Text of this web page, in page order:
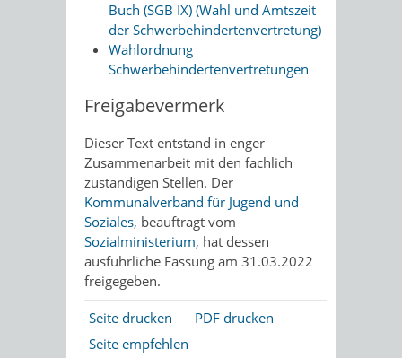
Buch (SGB IX) (Wahl und Amtszeit
der Schwerbehindertenvertretung)
Wahlordnung
Schwerbehindertenvertretungen
Freigabevermerk
Dieser Text entstand in enger
Zusammenarbeit mit den fachlich
zuständigen Stellen. Der
Kommunalverband für Jugend und
Soziales, beauftragt vom
Sozialministerium, hat dessen
ausführliche Fassung am 31.03.2022
freigegeben.
Seite drucken
PDF drucken
Seite empfehlen